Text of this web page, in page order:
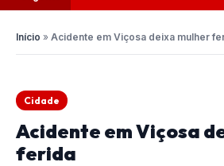
Início » Acidente em Viçosa deixa mulher
Cidade
Acidente em Viçosa
ferida